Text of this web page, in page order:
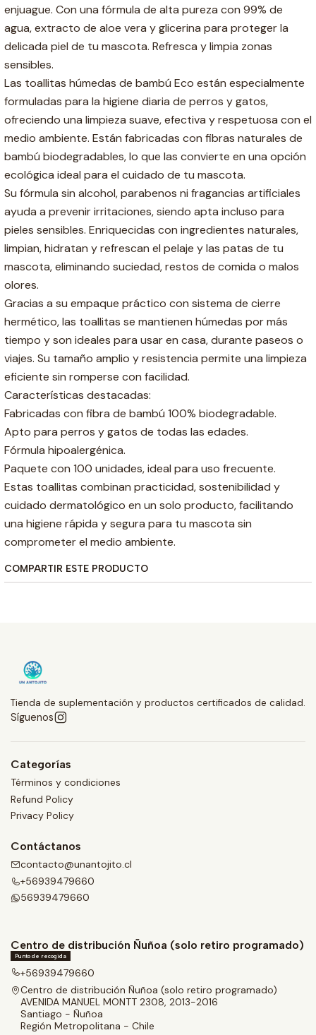
enjuague. Con una fórmula de alta pureza con 99% de
agua, extracto de aloe vera y glicerina para proteger la
delicada piel de tu mascota. Refresca y limpia zonas
sensibles.
Las toallitas húmedas de bambú Eco están especialmente
formuladas para la higiene diaria de perros y gatos,
ofreciendo una limpieza suave, efectiva y respetuosa con el
medio ambiente. Están fabricadas con fibras naturales de
bambú biodegradables, lo que las convierte en una opción
ecológica ideal para el cuidado de tu mascota.
Su fórmula sin alcohol, parabenos ni fragancias artificiales
ayuda a prevenir irritaciones, siendo apta incluso para
pieles sensibles. Enriquecidas con ingredientes naturales,
limpian, hidratan y refrescan el pelaje y las patas de tu
mascota, eliminando suciedad, restos de comida o malos
olores.
Gracias a su empaque práctico con sistema de cierre
hermético, las toallitas se mantienen húmedas por más
tiempo y son ideales para usar en casa, durante paseos o
viajes. Su tamaño amplio y resistencia permite una limpieza
eficiente sin romperse con facilidad.
Características destacadas:
Fabricadas con fibra de bambú 100% biodegradable.
Apto para perros y gatos de todas las edades.
Fórmula hipoalergénica.
Paquete con 100 unidades, ideal para uso frecuente.
Estas toallitas combinan practicidad, sostenibilidad y
cuidado dermatológico en un solo producto, facilitando
una higiene rápida y segura para tu mascota sin
comprometer el medio ambiente.
COMPARTIR ESTE PRODUCTO
Tienda de suplementación y productos certificados de calidad.
Síguenos
Categorías
Términos y condiciones
Refund Policy
Privacy Policy
Contáctanos
contacto@unantojito.cl
+56939479660
56939479660
Centro de distribución Ñuñoa (solo retiro programado)
Punto de recogida
+56939479660
Centro de distribución Ñuñoa (solo retiro programado)
AVENIDA MANUEL MONTT 2308, 2013-2016
Santiago - Ñuñoa
Región Metropolitana - Chile